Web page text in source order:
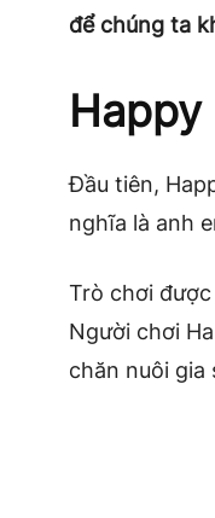
để chúng ta
Happy
Đầu tiên,
nghĩa là anh
Trò chơi
Người chơi
chăn nuôi gia